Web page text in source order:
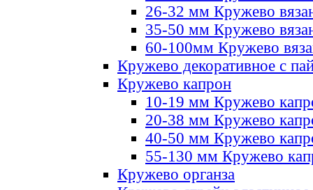
26-32 мм Кружево
35-50 мм Кружево
60-100мм Кружево
Кружево декоративное с
Кружево капрон
10-19 мм Кружево
20-38 мм Кружево
40-50 мм Кружево
55-130 мм Кружево
Кружево органза